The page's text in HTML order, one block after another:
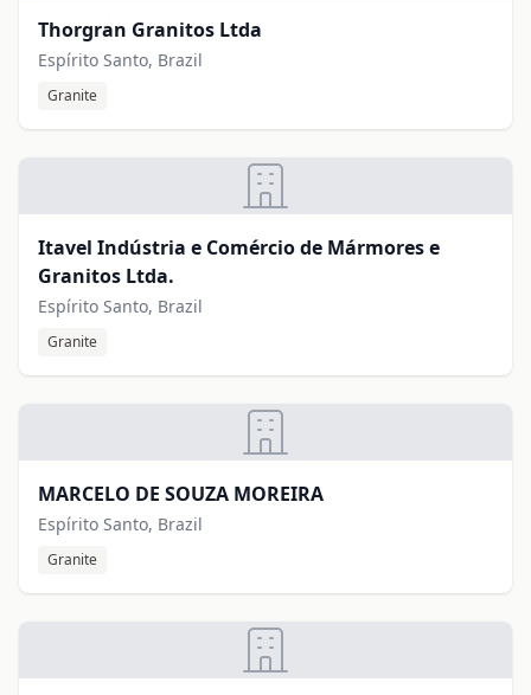
Thorgran Granitos Ltda
Espírito Santo, Brazil
Granite
Itavel Indústria e Comércio de Mármores e
Granitos Ltda.
Espírito Santo, Brazil
Granite
MARCELO DE SOUZA MOREIRA
Espírito Santo, Brazil
Granite